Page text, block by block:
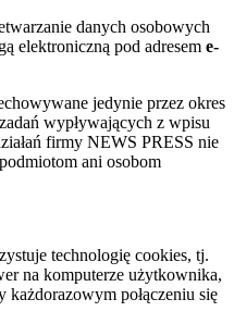
danych osobowych
elektroniczną pod adresem e-
jedynie przez okres
wypływających z wpisu
firmy NEWS PRESS nie
ani osobom
technologię cookies, tj.
na komputerze użytkownika,
każdorazowym połączeniu się